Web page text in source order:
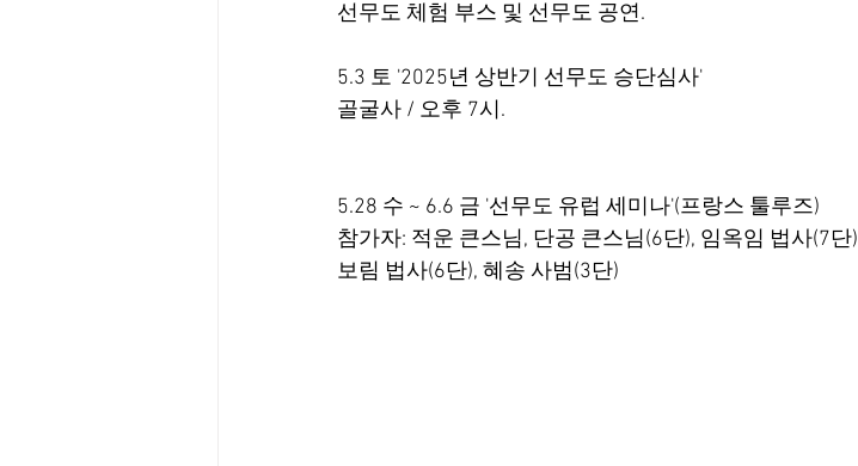
선무도 체험 부스 및 선무도 공연.
5.3 토 '2025년 상반기 선무도 승단심사'
골굴사 / 오후 7시.
5.28 수 ~ 6.6 금 '선무도 유럽 세미나'(프랑스 툴루즈)
참가자: 적운 큰스님, 단공 큰스님(6단), 임옥임 법사(7단)
보림 법사(6단), 혜송 사범(3단)